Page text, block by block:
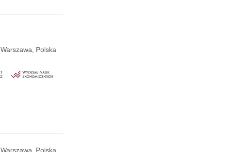
Warszawa, Polska
Warszawa, Polska